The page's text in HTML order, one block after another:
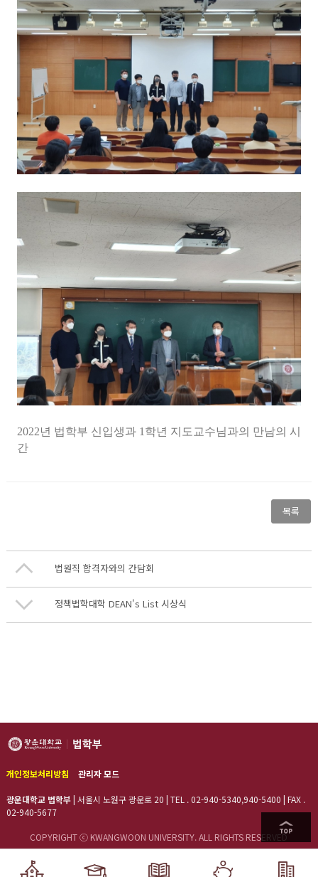
2022년 법학부 신입생과 1학년 지도교수님과의 만남의 시
간
목록
법원직 합격자와의 간담회
정책법학대학 DEAN's List 시상식
개인정보처리방침 관리자 모드
광운대학교 법학부| 서울시 노원구 광운로 20 | TEL . 02-940-5340,940-5400 | FAX .
02-940-5677
COPYRIGHT ⓒ KWANGWOON UNIVERSITY. ALL RIGHTS RESERVED